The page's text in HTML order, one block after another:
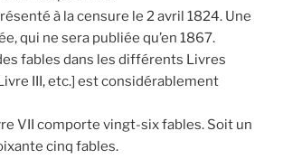
à la censure le 2 avril 1824. Une
qui ne sera publiée qu’en 1867.
fables dans les différents Livres
III, etc.] est considérablement
VII comporte vingt-six fables. Soit un
cinq fables.